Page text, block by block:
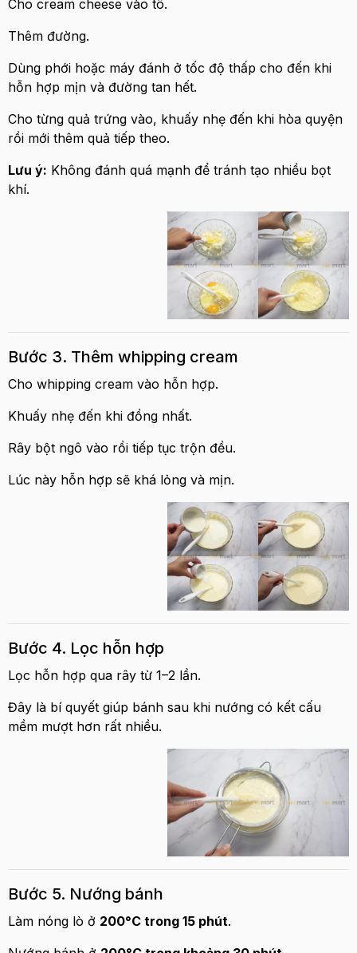
Cho cream cheese vào tô.
Thêm đường.
Dùng phới hoặc máy đánh ở tốc độ thấp cho đến khi
hỗn hợp mịn và đường tan hết.
Cho từng quả trứng vào, khuấy nhẹ đến khi hòa quyện
rồi mới thêm quả tiếp theo.
Lưu ý: Không đánh quá mạnh để tránh tạo nhiều bọt
khí.
Bước 3. Thêm whipping cream
Cho whipping cream vào hỗn hợp.
Khuấy nhẹ đến khi đồng nhất.
Rây bột ngô vào rồi tiếp tục trộn đều.
Lúc này hỗn hợp sẽ khá lỏng và mịn.
Bước 4. Lọc hỗn hợp
Lọc hỗn hợp qua rây từ 1–2 lần.
Đây là bí quyết giúp bánh sau khi nướng có kết cấu
mềm mượt hơn rất nhiều.
Bước 5. Nướng bánh
Làm nóng lò ở 200°C trong 15 phút.